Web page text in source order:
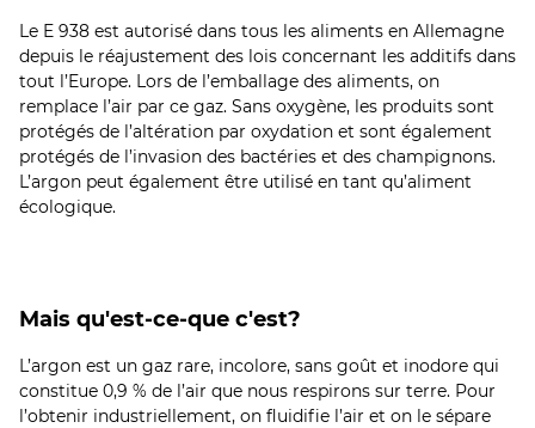
Le E 938 est autorisé dans tous les aliments en Allemagne
depuis le réajustement des lois concernant les additifs dans
tout l’Europe. Lors de l’emballage des aliments, on
remplace l’air par ce gaz. Sans oxygène, les produits sont
protégés de l’altération par oxydation et sont également
protégés de l’invasion des bactéries et des champignons.
L’argon peut également être utilisé en tant qu’aliment
écologique.
Mais qu'est-ce-que c'est?
L’argon est un gaz rare, incolore, sans goût et inodore qui
constitue 0,9 % de l’air que nous respirons sur terre. Pour
l’obtenir industriellement, on fluidifie l’air et on le sépare